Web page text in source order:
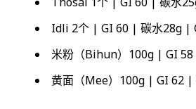
Idli 2个 | GI 60 | 碳水28g |
米粉（Bihun）100g | GI
黄面（Mee）100g | GI 62 |